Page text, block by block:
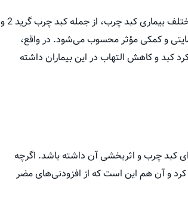
این مزایای شگفت‌انگیز تنها محدود به پیشگیری نیستند؛ بلکه برای کسانی که با درجات مختلف بیماری کبد چرب، از جمله کبد چرب گرید 2 و
می‌کنند، یک عامل حمایتی و کمکی مؤثر محسوب می‌شود. در واقع،
کبد و کاهش التهاب در این بیماران داشته
کبد چرب و اثربخشی آن داشته باشد. اگرچه
کرد و آن هم این است که از افزودنی‌های مضر